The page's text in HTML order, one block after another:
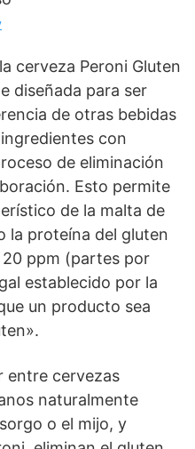
cerveza Peroni Gluten
diseñada para ser
de otras bebidas
con
de eliminación
Esto permite
de la malta de
la proteína del gluten
ppm (partes por
establecido por la
un producto sea
entre cervezas
naturalmente
o el mijo, y